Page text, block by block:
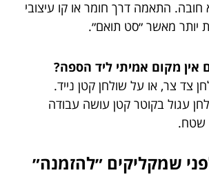
התאמה דרך חומר או קו עיצובי
יותר מאשר ״סט תואם״.
מקום אמיתי ליד הספה?
צד צר, או על שולחן קטן נייד.
עגול בקוטר קטן עושה עבודה
שטח.
שמקליקים ״להזמנה״